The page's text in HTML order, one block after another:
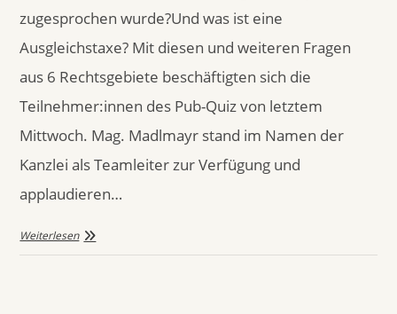
zugesprochen wurde?Und was ist eine
Ausgleichstaxe? Mit diesen und weiteren Fragen
aus 6 Rechtsgebiete beschäftigten sich die
Teilnehmer:innen des Pub-Quiz von letztem
Mittwoch. Mag. Madlmayr stand im Namen der
Kanzlei als Teamleiter zur Verfügung und
applaudieren…
Weiterlesen